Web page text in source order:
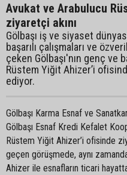
Avukat ve Arabulucu
ziyaretçi akını
Gölbaşı iş ve siyaset
başarılı çalışmaları ve
çeken Gölbaşı'nın genç ve
Rüstem Yiğit Ahizer’i
ediyor.
Gölbaşı Karma Esnaf ve
Gölbaşı Esnaf Kredi Kefalet
Rüstem Yiğit Ahizer’i ofisinde
geçen görüşmede, aynı
Ahizer ile esnafların ticari